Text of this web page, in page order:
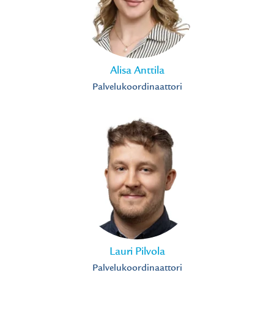
Alisa Anttila
Palvelukoordinaattori
Lauri Pilvola
Palvelukoordinaattori